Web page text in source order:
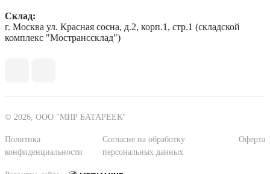
Склад:
г. Москва ул. Красная сосна, д.2, корп.1, стр.1 (складской
комплекс "Мостранссклад")
© 2026, ООО "МИР БАТАРЕЕК"
Политика
конфиденциальности
Согласие на обработку
персональных данных
Оферта